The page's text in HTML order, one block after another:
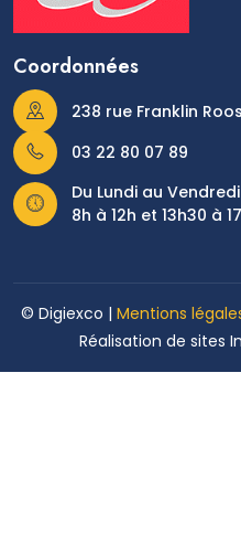
Coordonnées
238 rue Franklin
03 22 80 07 89
Du Lundi au Vendredi
8h à 12h et 13h30 à
© Digiexco | Mentions
Réalisation de sites